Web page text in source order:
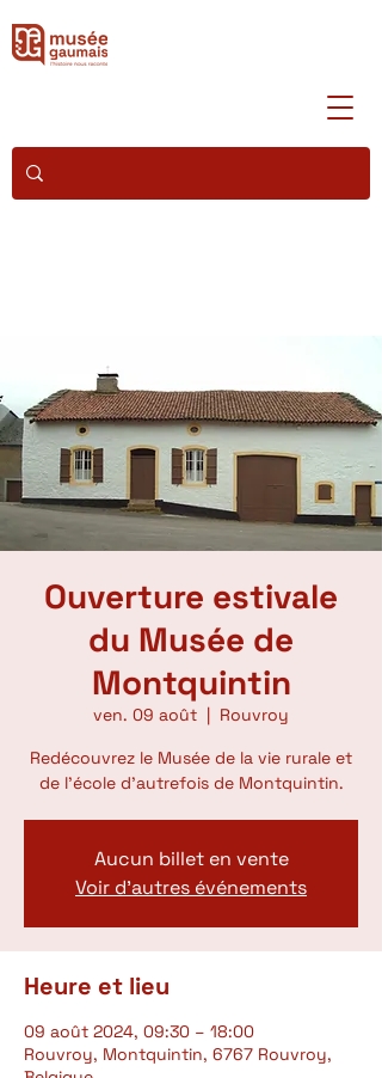
Ouverture estivale
du Musée de
Montquintin
ven. 09 août
  |
Rouvroy
Redécouvrez le Musée de la vie rurale et
de l'école d'autrefois de Montquintin.
Aucun billet en vente
Voir d'autres événements
Heure et lieu
09 août 2024, 09:30 – 18:00
Rouvroy, Montquintin, 6767 Rouvroy,